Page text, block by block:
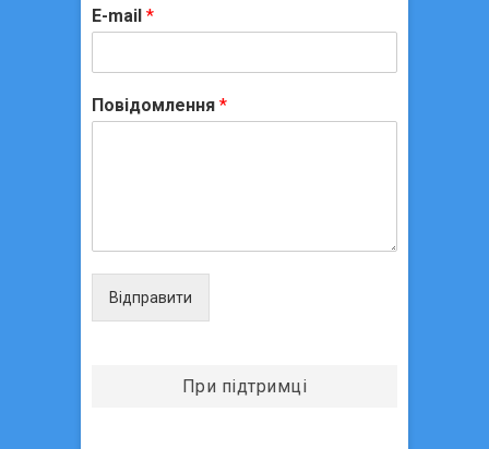
E-mail *
Повідомлення *
Відправити
При підтримці